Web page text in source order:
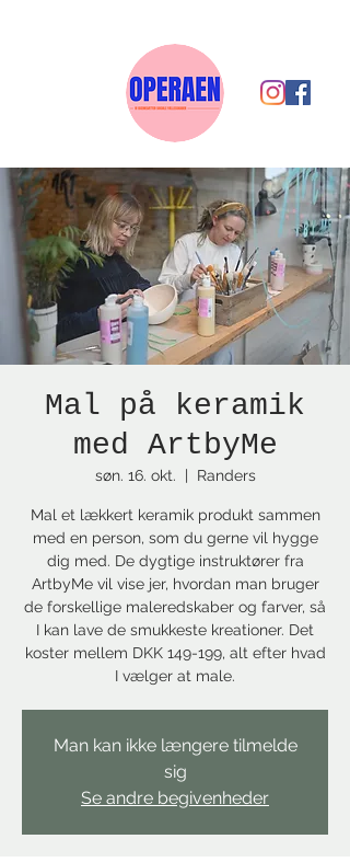
Mal på keramik
med ArtbyMe
søn. 16. okt.
  |
Randers
Mal et lækkert keramik produkt sammen
med en person, som du gerne vil hygge
dig med. De dygtige instruktører fra
ArtbyMe vil vise jer, hvordan man bruger
de forskellige maleredskaber og farver, så
I kan lave de smukkeste kreationer. Det
koster mellem DKK 149-199, alt efter hvad
I vælger at male.
Man kan ikke længere tilmelde
sig
Se andre begivenheder